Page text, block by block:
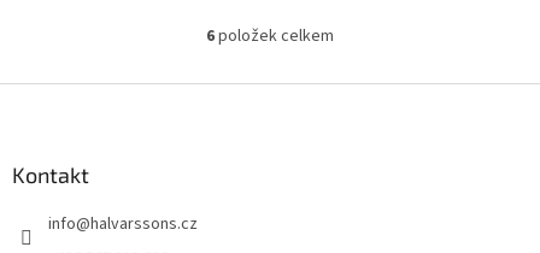
O
l
6položek celkem
Kontakt
info@halvarssons.cz